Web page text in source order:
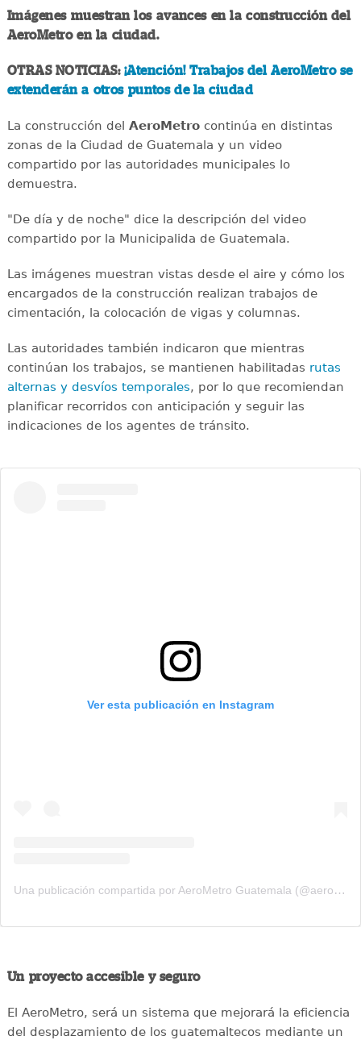
Imágenes muestran los avances en la construcción del
AeroMetro en la ciudad.
OTRAS NOTICIAS: ¡Atención! Trabajos del AeroMetro se
extenderán a otros puntos de la ciudad
La construcción del AeroMetrocontinúa en distintas
zonas de la Ciudad de Guatemala y un video
compartido por las autoridades municipales lo
demuestra.
"De día y de noche" dice la descripción del video
compartido por la Municipalida de Guatemala.
Las imágenes muestran vistas desde el aire y cómo los
encargados de la construcción realizan trabajos de
cimentación, la colocación de vigas y columnas.
Las autoridades también indicaron que mientras
continúan los trabajos, se mantienen habilitadas rutas
alternas y desvíos temporales, por lo que recomiendan
planificar recorridos con anticipación y seguir las
indicaciones de los agentes de tránsito.
Ver esta publicación en Instagram
Una publicación compartida por AeroMetro Guatemala (@aerometrogt)
Un proyecto accesible y seguro
El AeroMetro, será un sistema que mejorará la eficiencia
del desplazamiento de los guatemaltecos mediante un